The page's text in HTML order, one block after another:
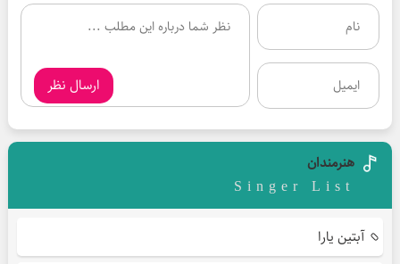
ارسال نظر
هنرمندان
Singer List
آبتین یارا